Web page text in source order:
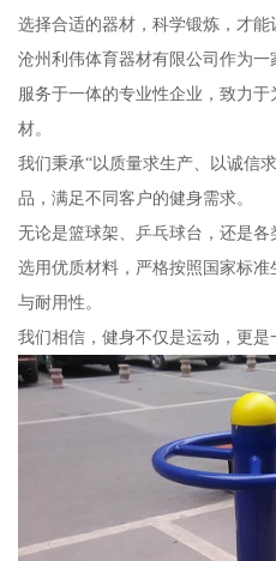
选择合适的器材，科学锻炼，才能
沧州利伟体育器材有限公司作为一
服务于一体的专业性企业，致力
材。
我们秉承“以质量求生产、以诚信
品，满足不同客户的健身需求。
无论是篮球架、乒乓球台，还是
选用优质材料，严格按照国家标
与耐用性。
我们相信，健身不仅是运动，更是